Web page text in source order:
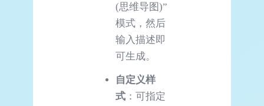
(思维导图)”
模式，然后
输入描述即
可生成。
自定义样
式 ：可指定